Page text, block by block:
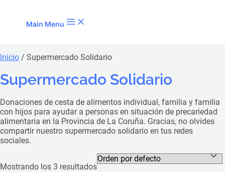
Main Menu
Inicio / Supermercado Solidario
Supermercado Solidario
Donaciones de cesta de alimentos individual, familia y familia
con hijos para ayudar a personas en situación de precariedad
alimentaria en la Provincia de La Coruña. Gracias, no olvides
compartir nuestro supermercado solidario en tus redes
sociales.
Mostrando los 3 resultados